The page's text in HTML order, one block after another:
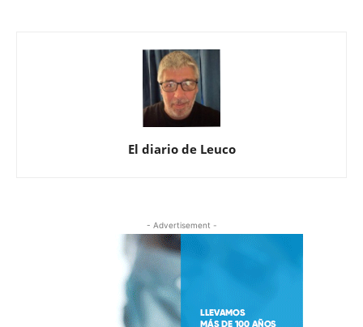
El diario de Leuco
- Advertisement -